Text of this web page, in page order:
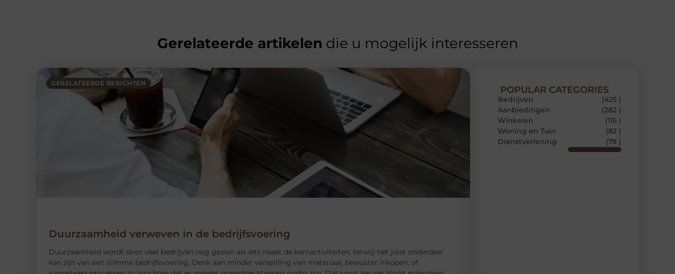
Gerelateerde artikelen die u mogelijk interesseren
GERELATEERDE BERICHTEN
Duurzaamheid verweven in de bedrijfsvoering
Duurzaamheid wordt door veel bedrijven nog gezien als iets naast de kernactiviteiten, terwijl het juist onderdeel
kan zijn van een slimme bedrijfsvoering. Denk aan minder verspilling van materiaal, bewuster inkopen, of
POPULAR CATEGORIES
Bedrijven
(425 )
Aanbiedingen
(282 )
Winkelen
(115 )
Woning en Tuin
(82 )
Dienstverlening
(79 )